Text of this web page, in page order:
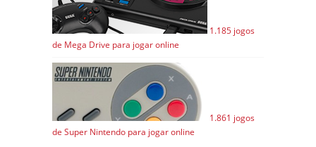
1.185 jogos
de Mega Drive para jogar online
1.861 jogos
de Super Nintendo para jogar online